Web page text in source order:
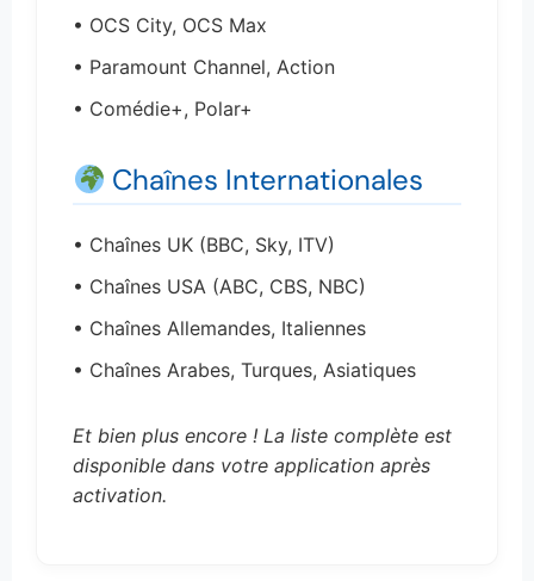
• OCS City, OCS Max
• Paramount Channel, Action
• Comédie+, Polar+
Chaînes Internationales
• Chaînes UK (BBC, Sky, ITV)
• Chaînes USA (ABC, CBS, NBC)
• Chaînes Allemandes, Italiennes
• Chaînes Arabes, Turques, Asiatiques
Et bien plus encore ! La liste complète est
disponible dans votre application après
activation.